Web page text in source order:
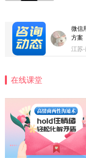
微信
方案
江苏
情感
北京
微信
方案
上海-
在线课堂